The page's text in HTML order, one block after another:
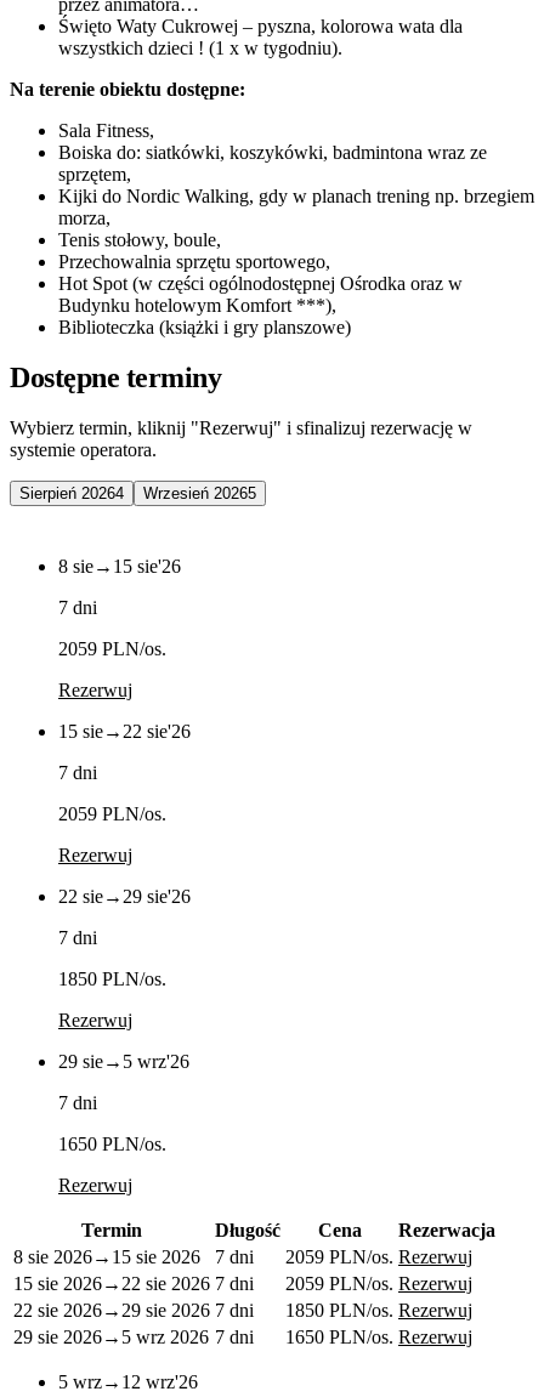
Święto Waty Cukrowej – pyszna, kolorowa wata dla
wszystkich dzieci ! (1 x w tygodniu).
Na terenie obiektu dostępne:
Sala Fitness,
Boiska do: siatkówki, koszykówki, badmintona wraz ze
sprzętem,
Kijki do Nordic Walking, gdy w planach trening np. brzegiem
morza,
Tenis stołowy, boule,
Przechowalnia sprzętu sportowego,
Hot Spot (w części ogólnodostępnej Ośrodka oraz w
Budynku hotelowym Komfort ***),
Biblioteczka (książki i gry planszowe)
Dostępne terminy
Wybierz termin, kliknij "Rezerwuj" i sfinalizuj rezerwację w
systemie operatora.
Sierpień 20264 Wrzesień 20265
8 sie→ 15 sie'26
7 dni
2059 PLN/os.
Rezerwuj
15 sie→ 22 sie'26
7 dni
2059 PLN/os.
Rezerwuj
22 sie→ 29 sie'26
7 dni
1850 PLN/os.
Rezerwuj
29 sie→ 5 wrz'26
7 dni
1650 PLN/os.
Rezerwuj
Termin Długość Cena
Rezerwacja
8 sie 2026→ 15 sie 2026 7 dni 2059 PLN/os. Rezerwuj
15 sie 2026→ 22 sie 2026 7 dni 2059 PLN/os. Rezerwuj
22 sie 2026→ 29 sie 2026 7 dni 1850 PLN/os. Rezerwuj
29 sie 2026→ 5 wrz 2026 7 dni 1650 PLN/os. Rezerwuj
5 wrz→ 12 wrz'26